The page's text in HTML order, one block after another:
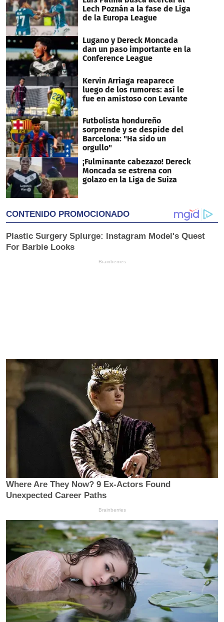
Lech Poznán a la fase de Liga
de la Europa League
Lugano y Dereck Moncada
dan un paso importante en la
Conference League
Kervin Arriaga reaparece
luego de los rumores: así le
fue en amistoso con Levante
Futbolista hondureño
sorprende y se despide del
Barcelona: "Ha sido un
orgullo"
¡Fulminante cabezazo! Dereck
Moncada se estrena con
golazo en la Liga de Suiza